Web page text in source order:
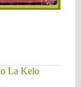
La Kelo